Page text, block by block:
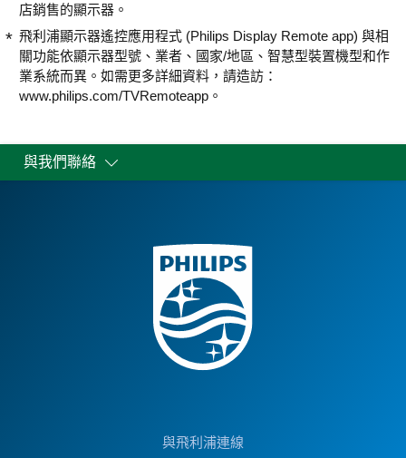
店銷售的顯示器。
飛利浦顯示器遙控應用程式 (Philips Display Remote app) 與相
關功能依顯示器型號、業者、國家/地區、智慧型裝置機型和作
業系統而異。如需更多詳細資料，請造訪：
www.philips.com/TVRemoteapp。
與我們聯絡
與飛利浦連線